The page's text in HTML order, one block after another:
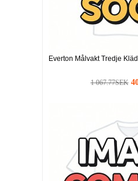
Everton Målvakt Tredje
1 067.77SEK